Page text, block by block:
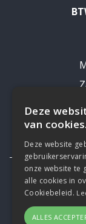
© 2026
Deze
van cookies.
Deze website
onze website te
alle cookies in
Cookiebeleid.
ALLES